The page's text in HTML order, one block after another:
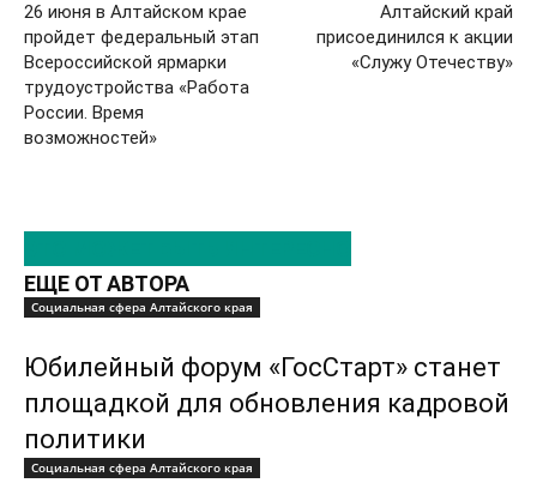
26 июня в Алтайском крае
пройдет федеральный этап
Всероссийской ярмарки
трудоустройства «Работа
России. Время
возможностей»
Алтайский край
присоединился к акции
«Служу Отечеству»
ЕЩЕ ОТ АВТОРА
Социальная сфера Алтайского края
Юбилейный форум «ГосСтарт» станет
площадкой для обновления кадровой
политики
Социальная сфера Алтайского края